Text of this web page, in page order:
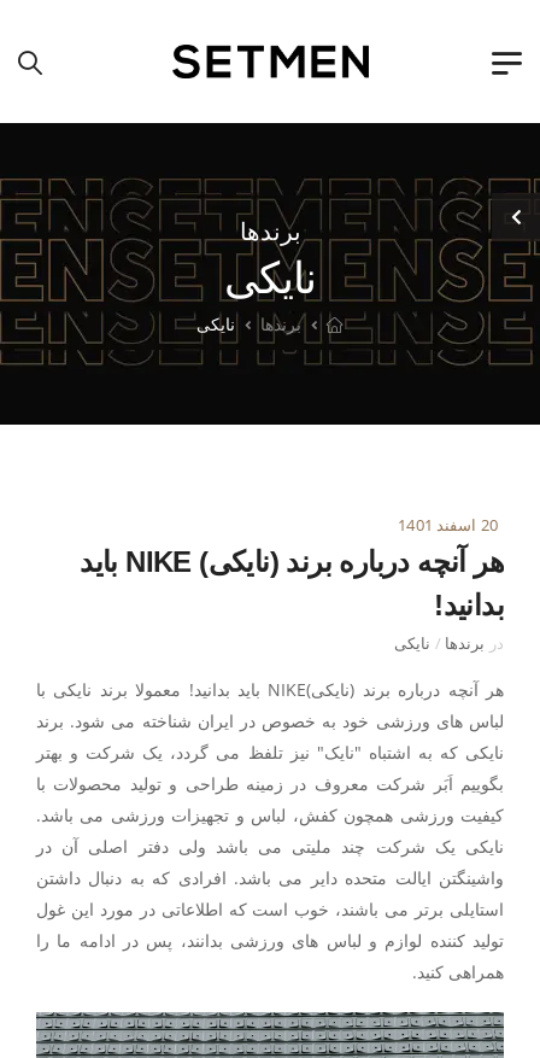
برندها
نایکی
برندها نایکی
20 اسفند 1401
هر آنچه درباره برند (نایکی) NIKE باید
بدانید!
در برندها / نایکی
هر آنچه درباره برند (نایکی)NIKE باید بدانید! معمولا برند نایکی با
لباس های ورزشی خود به خصوص در ایران شناخته می شود. برند
نایکی که به اشتباه "نایک" نیز تلفظ می گردد، یک شرکت و بهتر
بگوییم اَبَر شرکت معروف در زمینه طراحی و تولید محصولات با
کیفیت ورزشی همچون کفش، لباس و تجهیزات ورزشی می باشد.
نایکی یک شرکت چند ملیتی می باشد ولی دفتر اصلی آن در
واشینگتن ایالت متحده دایر می باشد. افرادی که به دنبال داشتن
استایلی برتر می باشند، خوب است که اطلاعاتی در مورد این غول
تولید کننده لوازم و لباس های ورزشی بدانند، پس در ادامه ما را
همراهی کنید.